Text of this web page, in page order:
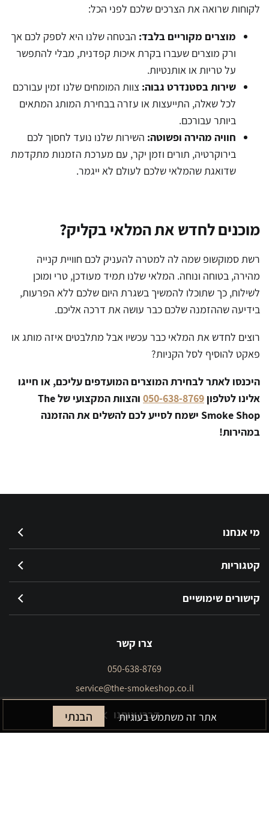
דברו איתנו
לקוחות שרואה את הצרכים שלכם לפני הכל:
מוצרים מקוריים בלבד: הבטחה שלנו היא לספק לכם אך
ורק מוצרים שעברו בקרת איכות קפדנית, מבלי להתפשר
על טריות או אותנטיות.
שירות בסטנדרט גבוה: צוות המומחים שלנו זמין עבורכם
לכל שאלה, התייעצות או עזרה בבחירת המותג המתאים
ביותר עבורכם.
חוויה מהירה ופשוטה: השירות שלנו נועד לחסוך לכם
בירוקרטיה, תורים וזמן יקר, עם מערכת הזמנות מתקדמת
שדואגת שהמלאי שלכם לעולם לא ייגמר.
מוכנים לחדש את המלאי בקליק?
רשת סמוקשופ שמה לה למטרה להעניק לכם חוויית קנייה
מהירה, בטוחה ונוחה. המלאי שלנו תמיד מעודכן, טרי ומוכן
לשילוח, כך שתוכלו להמשיך בשגרת היום שלכם ללא הפרעות,
בידיעה שההזמנה שלכם כבר עושה את דרכה אליכם.
רוצים לחדש את המלאי כבר עכשיו אבל מתלבטים איזה מותג או
פאקט להוסיף לסל הקניות?
היכנסו לאתר לבחירת המוצרים המועדפים עליכם, או חייגו
אלינו לטלפון 050-638-8769 והצוות המקצועי שלThe
Smoke Shop ישמח לסייע לכם להשלים את ההזמנה
במהירות!
מי אנחנו
קטגוריות
קישורים שימושיים
צרו קשר
050-638-8769
service@the-smokeshop.co.il
אתר זה משתמש בעוגיות הבנתי